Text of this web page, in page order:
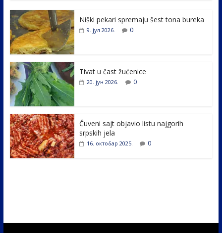
e
b
o
o
k
itt
er e
er
e
Niški pekari spremaju šest tona bureka
9. јул 2026. 0
Tivat u čast žućenice
20. јун 2026. 0
Čuveni sajt objavio listu najgorih
srpskih jela
16. октобар 2025. 0